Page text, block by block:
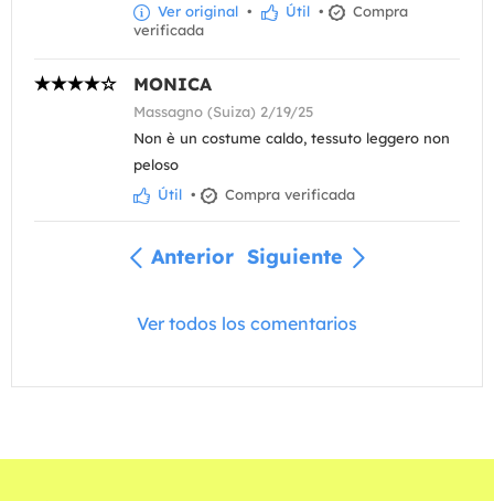
Ver original • Útil •
Compra
verificada
MONICA
Massagno (Suiza) 2/19/25
Non è un costume caldo, tessuto leggero non
peloso
Útil • Compra verificada
Anterior Siguiente
Ver todos los comentarios